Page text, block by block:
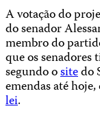
A votação do
do senador
membro do
que os
segundo ositedo
emendas até
lei.